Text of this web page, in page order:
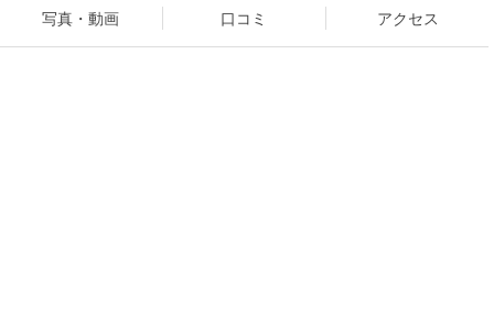
写真・動画 口コミ アクセス